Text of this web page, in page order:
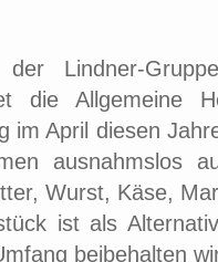
Lindner-
die Allgemeine
im April diesen
ausnahmslos
Wurst, Käse,
ist als
beibehalten